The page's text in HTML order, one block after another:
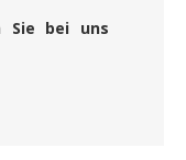
Sie bei uns